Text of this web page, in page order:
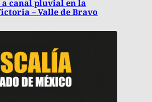
a canal pluvial en la
– Valle de Bravo